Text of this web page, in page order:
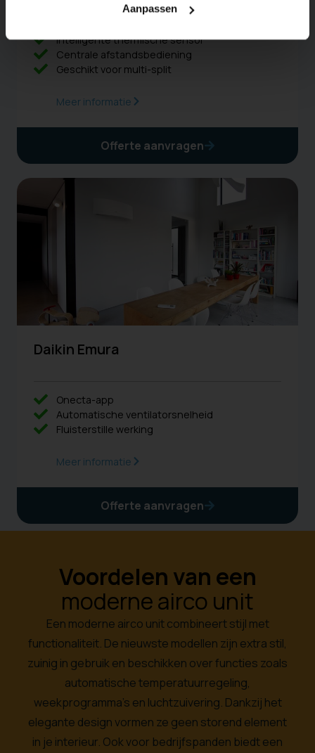
Aanpassen
Intelligente thermische sensor
Centrale afstandsbediening
Geschikt voor multi-split
Meer informatie
Offerte aanvragen
Daikin Emura
Onecta-app
Automatische ventilatorsnelheid
Fluisterstille werking
Meer informatie
Offerte aanvragen
Voordelen van een
moderne airco unit
Een moderne airco unit combineert stijl met
functionaliteit. De nieuwste modellen zijn extra stil,
zuinig in gebruik en beschikken over functies zoals
automatische temperatuurregeling,
weekprogramma’s en luchtzuivering. Dankzij het
elegante design vormen ze geen storend element
in je interieur. Ook voor bedrijfspanden biedt een